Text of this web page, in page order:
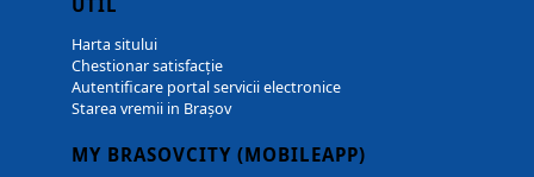
UTIL
Harta sitului
Chestionar satisfacție
Autentificare portal servicii electronice
Starea vremii in Brașov
MY BRASOVCITY (MOBILEAPP)